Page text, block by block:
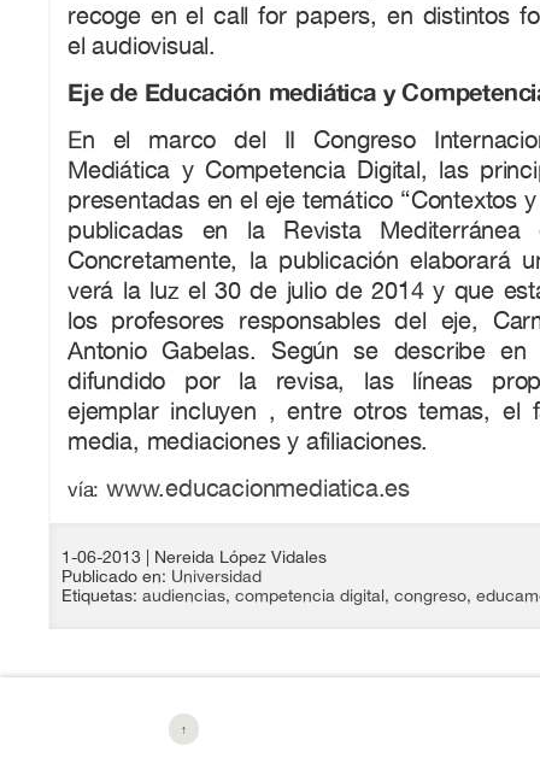
recoge en el call for papers, en distintos
el audiovisual.
Eje de Educación mediática y
En el marco del II Congreso
Mediática y Competencia Digital, las
presentadas en el eje temático “Contextos
publicadas en la Revista Mediterránea
Concretamente, la publicación elaborará
verá la luz el 30 de julio de 2014 y que
los profesores responsables del eje,
Antonio Gabelas. Según se describe
difundido por la revisa, las líneas
ejemplar incluyen , entre otros temas, el
media, mediaciones y afiliaciones.
vía: www.educacionmediatica.es
1-06-2013
| Nereida López Vidales
Publicado en: Universidad
Etiquetas: audiencias, competencia digital, congreso,
↑